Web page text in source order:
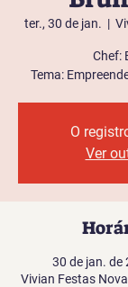
ter., 30 de jan.
  |
Chef:
Tema:
O
Ver
30 de jan. de
Vivian Festas